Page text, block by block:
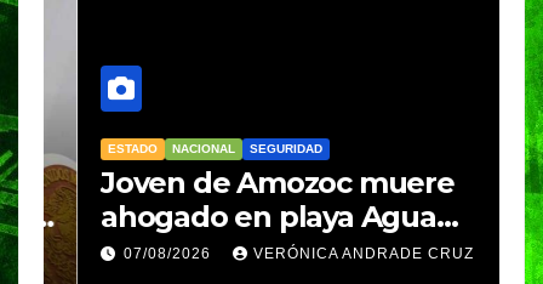
ESTADO NACIONAL SEGURIDAD
Joven de Amozoc muere
ahogado en playa Agua
Azul, en Cazones, Veracruz
07/08/2026 VERÓNICA ANDRADE CRUZ